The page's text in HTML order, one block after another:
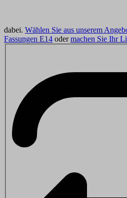
dabei. Wählen Sie aus unserem
Fassungen E14 odermachen Sie Ihr